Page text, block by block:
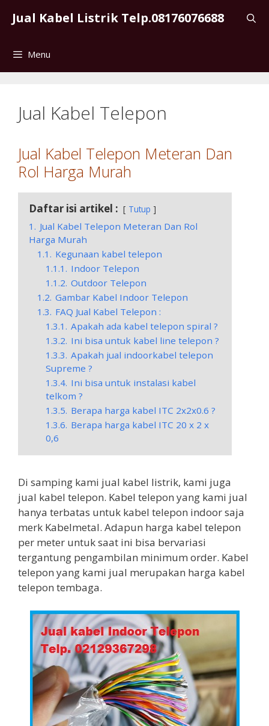
Jual Kabel Listrik Telp.08176076688
Menu
Jual Kabel Telepon
Jual Kabel Telepon Meteran Dan
Rol Harga Murah
Daftar isi artikel : Tutup
1. Jual Kabel Telepon Meteran Dan Rol
Harga Murah
1.1. Kegunaan kabel telepon
1.1.1. Indoor Telepon
1.1.2. Outdoor Telepon
1.2. Gambar Kabel Indoor Telepon
1.3. FAQ Jual Kabel Telepon :
1.3.1. Apakah ada kabel telepon spiral ?
1.3.2. Ini bisa untuk kabel line telepon ?
1.3.3. Apakah jual indoorkabel telepon
Supreme ?
1.3.4. Ini bisa untuk instalasi kabel
telkom ?
1.3.5. Berapa harga kabel ITC 2x2x0.6 ?
1.3.6. Berapa harga kabel ITC 20 x 2 x
0,6
Di samping kami jual kabel listrik, kami juga
jual kabel telepon. Kabel telepon yang kami jual
hanya terbatas untuk kabel telepon indoor saja
merk Kabelmetal. Adapun harga kabel telepon
per meter untuk saat ini bisa bervariasi
tergantung pengambilan minimum order. Kabel
telepon yang kami jual merupakan harga kabel
telepon tembaga.